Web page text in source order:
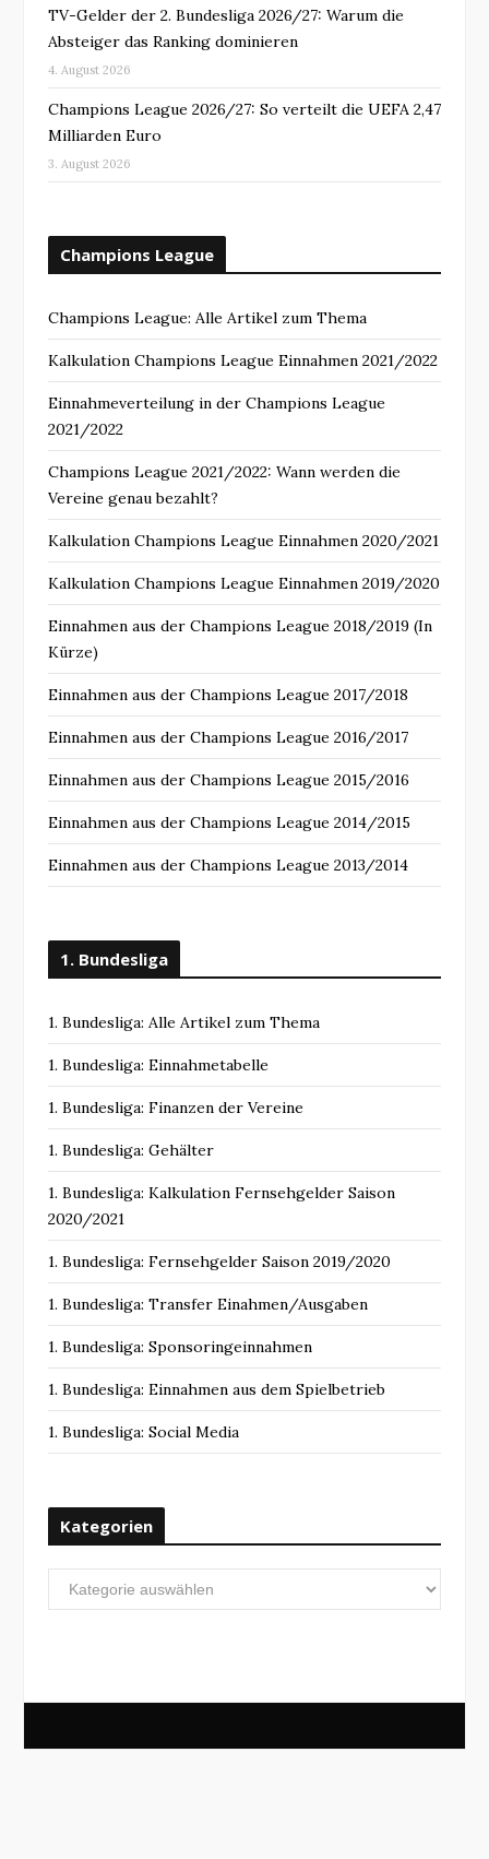
TV-Gelder der 2. Bundesliga 2026/27: Warum die
Absteiger das Ranking dominieren
4. August 2026
Champions League 2026/27: So verteilt die UEFA 2,47
Milliarden Euro
3. August 2026
Champions League
Champions League: Alle Artikel zum Thema
Kalkulation Champions League Einnahmen 2021/2022
Einnahmeverteilung in der Champions League
2021/2022
Champions League 2021/2022: Wann werden die
Vereine genau bezahlt?
Kalkulation Champions League Einnahmen 2020/2021
Kalkulation Champions League Einnahmen 2019/2020
Einnahmen aus der Champions League 2018/2019 (In
Kürze)
Einnahmen aus der Champions League 2017/2018
Einnahmen aus der Champions League 2016/2017
Einnahmen aus der Champions League 2015/2016
Einnahmen aus der Champions League 2014/2015
Einnahmen aus der Champions League 2013/2014
1. Bundesliga
1. Bundesliga: Alle Artikel zum Thema
1. Bundesliga: Einnahmetabelle
1. Bundesliga: Finanzen der Vereine
1. Bundesliga: Gehälter
1. Bundesliga: Kalkulation Fernsehgelder Saison
2020/2021
1. Bundesliga: Fernsehgelder Saison 2019/2020
1. Bundesliga: Transfer Einahmen/Ausgaben
1. Bundesliga: Sponsoringeinnahmen
1. Bundesliga: Einnahmen aus dem Spielbetrieb
1. Bundesliga: Social Media
Kategorien
Kategorien